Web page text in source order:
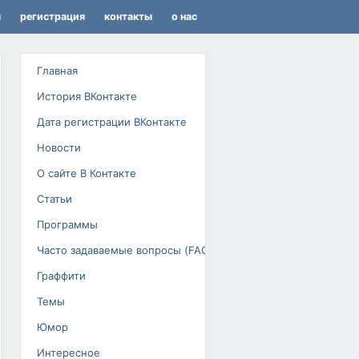
регистрация контакты о нас
Главная
История ВКонтакте
Дата регистрации ВКонтакте
Новости
О сайте В Контакте
Статьи
Программы
Часто задаваемые вопросы (FAQ)
Граффити
Темы
Юмор
Интересное